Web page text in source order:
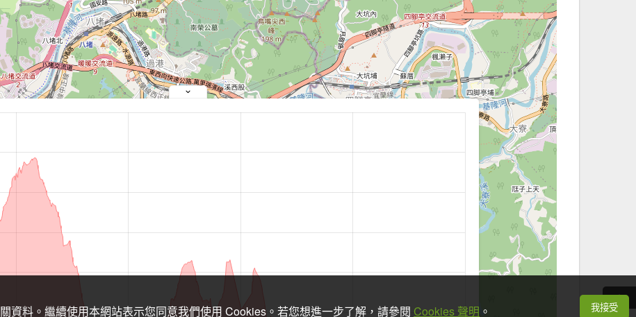
資料。繼續使用本網站表示您同意我們使用 Cookies。若您想進一步了解，請參閱 Cookies 聲明 。 我接受